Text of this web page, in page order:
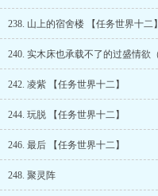
238. 山上的宿舍楼 【任务世界十二】
242. 凌紫 【任务世界十二】
244. 玩脱 【任务世界十二】
246. 最后 【任务世界十二】
248. 聚灵阵